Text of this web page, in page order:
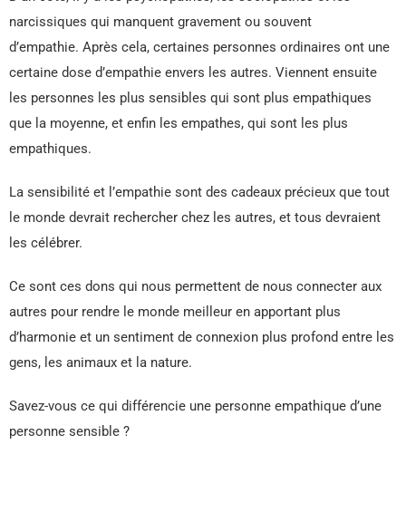
narcissiques qui manquent gravement ou souvent
d’empathie. Après cela, certaines personnes ordinaires ont une
certaine dose d’empathie envers les autres. Viennent ensuite
les personnes les plus sensibles qui sont plus empathiques
que la moyenne, et enfin les empathes, qui sont les plus
empathiques.
La sensibilité et l’empathie sont des cadeaux précieux que tout
le monde devrait rechercher chez les autres, et tous devraient
les célébrer.
Ce sont ces dons qui nous permettent de nous connecter aux
autres pour rendre le monde meilleur en apportant plus
d’harmonie et un sentiment de connexion plus profond entre les
gens, les animaux et la nature.
Savez-vous ce qui différencie une personne empathique d’une
personne sensible ?